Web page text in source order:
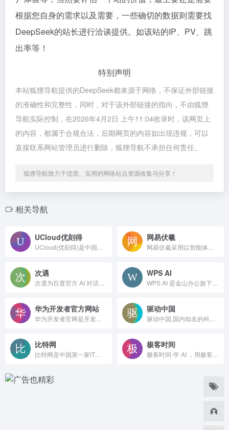
根据您自身的需求以及需要，一些确切的数据则需要找
DeepSeek的站长进行洽谈提供。如该站的IP、PV、跳
出率等！
特别声明
本站狐狸导航提供的DeepSeek都来源于网络，不保证外部链接
的准确性和完整性，同时，对于该外部链接的指向，不由狐狸
导航实际控制，在2026年4月2日 上午11:04收录时，该网页上
的内容，都属于合规合法，后期网页的内容如出现违规，可以
直接联系网站管理员进行删除，狐狸导航不承担任何责任。
狐狸导航致力于优质、实用的网络站点资源收集与分享！
相关导航
UCloud优刻得 网易伏羲
次遇 WPS AI
华为开发者官方网站 驱动中国
比特网 极客时间